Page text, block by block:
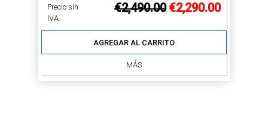
Precio sin
IVA
€2,490.00 €2,290.00
AGREGAR AL CARRITO
MÁS